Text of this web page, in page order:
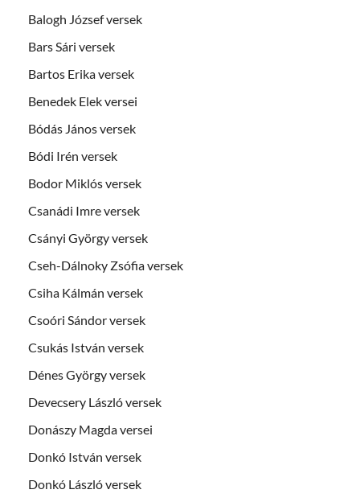
Balogh József versek
Bars Sári versek
Bartos Erika versek
Benedek Elek versei
Bódás János versek
Bódi Irén versek
Bodor Miklós versek
Csanádi Imre versek
Csányi György versek
Cseh-Dálnoky Zsófia versek
Csiha Kálmán versek
Csoóri Sándor versek
Csukás István versek
Dénes György versek
Devecsery László versek
Donászy Magda versei
Donkó István versek
Donkó László versek